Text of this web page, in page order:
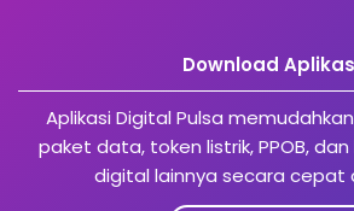
Download
Aplikasi Digital Pulsa
paket data, token listrik, PPOB,
digital lainnya secara cepat